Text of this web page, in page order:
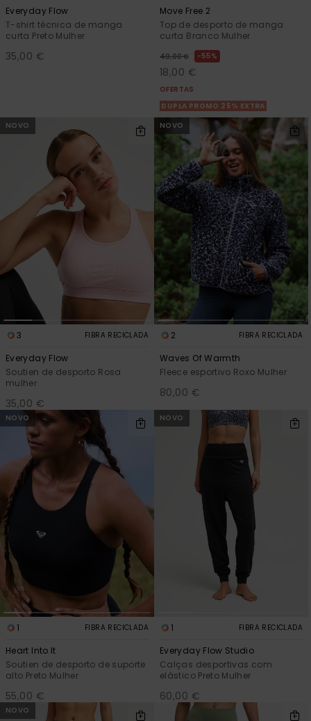
Everyday Flow
T-shirt técnica de manga
curta Preto Mulher
35,00 €
Move Free 2
Top de desporto de manga
curta Branco Mulher
40,00 € 55%
18,00 €
OFERTAS
DUPLA PROMO 25% EXTRA
NOVO
3 FIBRA RECICLADA
Everyday Flow
Soutien de desporto Rosa
mulher
35,00 €
NOVO
2 FIBRA RECICLADA
Waves Of Warmth
Fleece esportivo Roxo Mulher
80,00 €
NOVO
1 FIBRA RECICLADA
Heart Into It
Soutien de desporto de suporte
alto Preto Mulher
55,00 €
NOVO
1 FIBRA RECICLADA
Everyday Flow Studio
Calças desportivas com
elástico Preto Mulher
60,00 €
NOVO